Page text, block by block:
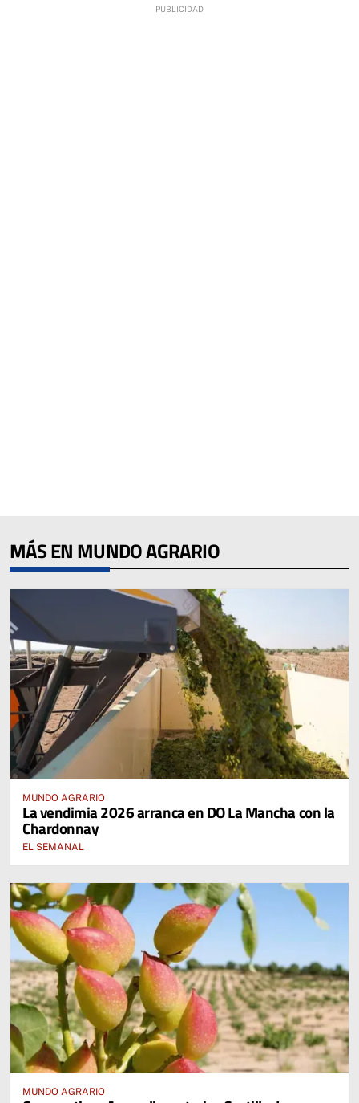
MÁS EN MUNDO AGRARIO
MUNDO AGRARIO
La vendimia 2026 arranca en DO La Mancha con la
Chardonnay
EL SEMANAL
MUNDO AGRARIO